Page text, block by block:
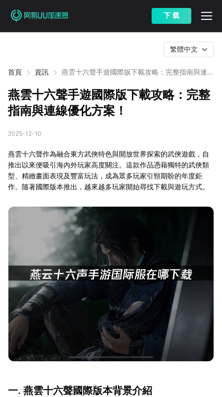
下 载
首頁 資訊
燕雲十六聲手遊國際版下載攻略：完整指南與連線
繁體中文
燕雲十六聲手遊國際版下載攻略：完整
指南與連線優化方案！
2025-12-10
燕雲十六聲作為融合東方武俠特色與開放世界探索的武俠遊戲，自
推出以來便吸引海內外玩家高度關注。這款作品憑藉獨特的武俠類
型、精緻畫面表現及豐富玩法，成為眾多玩家引頸期盼的年度鉅
作。隨著國際版本推出，越來越多玩家開始尋找下載與遊玩方式。
一. 燕雲十六聲國際版本背景介紹